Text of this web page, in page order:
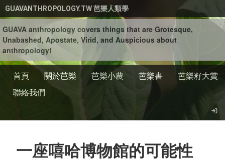
移至主內容
GUAVANTHROPOLOGY.TW 芭樂人類學
GUAVA anthropology covers things that are Grotesque,
Unabashed, Apostate, Virid, and Auspicious about
anthropology!
首頁 關於芭樂 芭樂小農 芭樂書
芭樂籽大賞
聯絡我們
一座嘻哈博物館的可能性